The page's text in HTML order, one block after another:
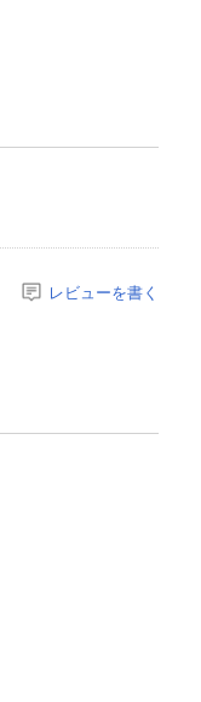
レビューを書く